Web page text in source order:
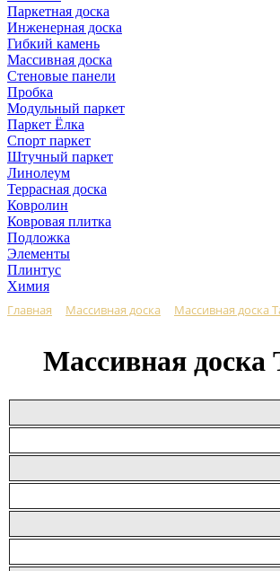
Паркетная доска
Инженерная доска
Гибкий камень
Массивная доска
Стеновые панели
Пробка
Модульный паркет
Паркет Ёлка
Спорт паркет
Штучный паркет
Линолеум
Террасная доска
Ковролин
Ковровая плитка
Подложка
Элементы
Плинтус
Химия
Главная Массивная доска Массивная доска
Массивная